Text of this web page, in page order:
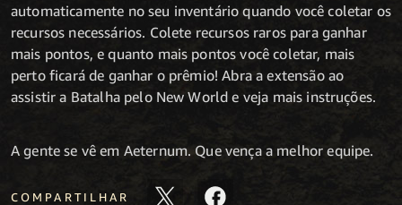
automaticamente no seu inventário quando você coletar os
recursos necessários. Colete recursos raros para ganhar
mais pontos, e quanto mais pontos você coletar, mais
perto ficará de ganhar o prêmio! Abra a extensão ao
assistir a Batalha pelo New World e veja mais instruções.
A gente se vê em Aeternum. Que vença a melhor equipe.
COMPARTILHAR